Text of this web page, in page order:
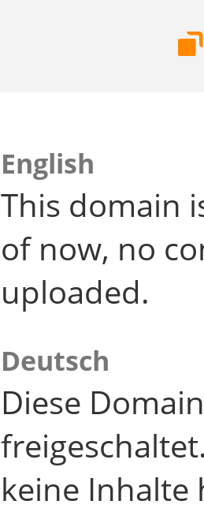
English
This domain
of now, no
uploaded.
Deutsch
Diese
keine Inhalte